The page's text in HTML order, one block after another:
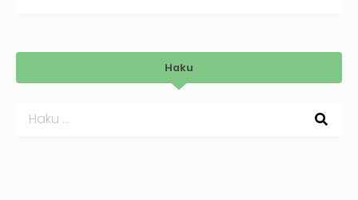
Haku